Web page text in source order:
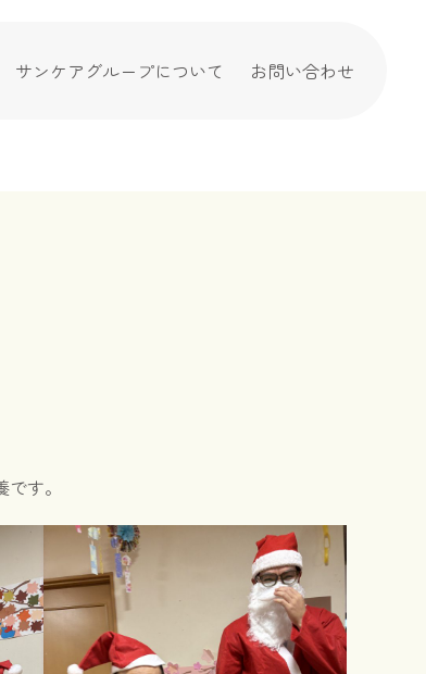
サンケアグループについて お問い合わせ
す。